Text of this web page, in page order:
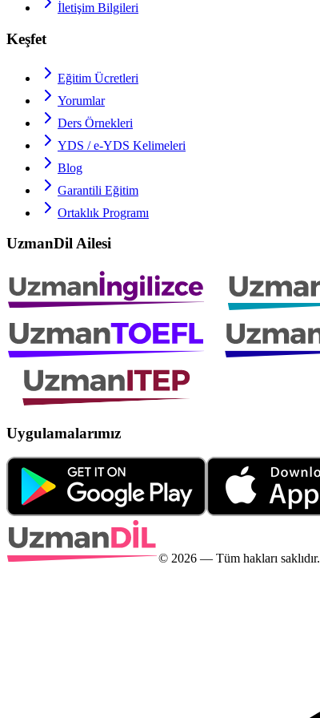
İletişim Bilgileri
Keşfet
Eğitim Ücretleri
Yorumlar
Ders Örnekleri
YDS / e-YDS Kelimeleri
Blog
Garantili Eğitim
Ortaklık Programı
UzmanDil Ailesi
Uygulamalarımız
© 2026 — Tüm hakları saklıdır.